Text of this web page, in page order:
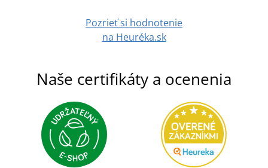
Pozrieť si hodnotenie
na Heuréka.sk
Naše certifikáty a ocenenia